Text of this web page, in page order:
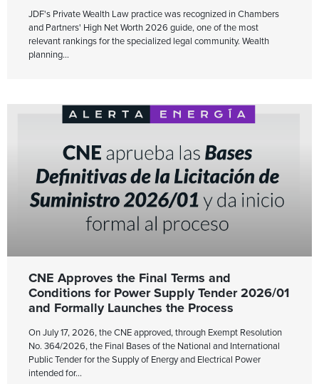
JDF's Private Wealth Law practice was recognized in Chambers
and Partners' High Net Worth 2026 guide, one of the most
relevant rankings for the specialized legal community. Wealth
planning
CNE Approves the Final Terms and
Conditions for Power Supply Tender 2026/01
and Formally Launches the Process
On July 17, 2026, the CNE approved, through Exempt Resolution
No. 364/2026, the Final Bases of the National and International
Public Tender for the Supply of Energy and Electrical Power
intended for